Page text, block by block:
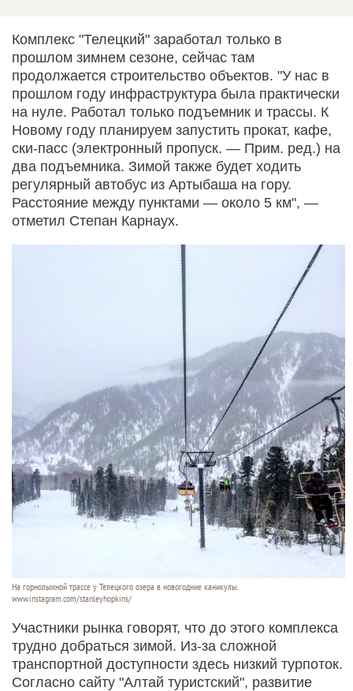
Комплекс "Телецкий" заработал только в
прошлом зимнем сезоне, сейчас там
продолжается строительство объектов. "У нас в
прошлом году инфраструктура была практически
на нуле. Работал только подъемник и трассы. К
Новому году планируем запустить прокат, кафе,
ски-пасс (электронный пропуск. — Прим. ред.) на
два подъемника. Зимой также будет ходить
регулярный автобус из Артыбаша на гору.
Расстояние между пунктами — около 5 км", —
отметил Степан Карнаух.
На горнолыжной трассе у Телецкого озера в новогодние каникулы.
www.instagram.com/stanleyhopkins/
Участники рынка говорят, что до этого комплекса
трудно добраться зимой. Из-за сложной
транспортной доступности здесь низкий турпоток.
Согласно сайту "Алтай туристский", развитие